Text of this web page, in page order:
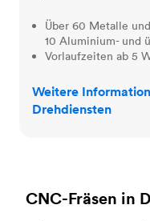
Über 60 Metalle
10 Aluminium- und
Vorlaufzeiten ab 5
Weitere
Drehdiensten
CNC-Fräsen in